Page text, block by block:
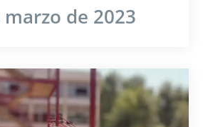
marzo de 2023